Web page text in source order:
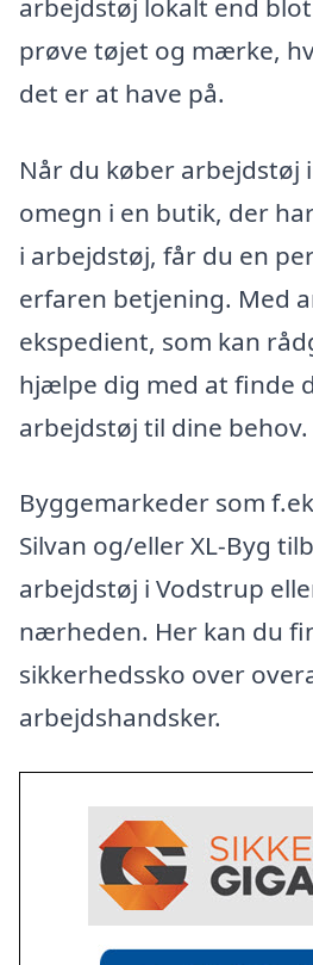
arbejdstøj lokalt end
prøve tøjet og mærke,
det er at have på.
Når du køber arbejdstøj
omegn i en butik, der
i arbejdstøj, får du en
erfaren betjening. Med
ekspedient, som kan
hjælpe dig med at finde
arbejdstøj til dine behov.
Byggemarkeder som
Silvan og/eller XL-Byg
arbejdstøj i Vodstrup
nærheden. Her kan du
sikkerhedssko over
arbejdshandsker.